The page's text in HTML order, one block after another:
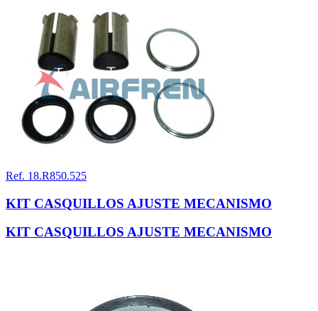
Ref. 18.R850.525
KIT CASQUILLOS AJUSTE MECANISMO
KIT CASQUILLOS AJUSTE MECANISMO